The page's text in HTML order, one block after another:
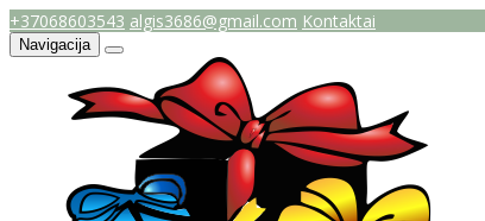
+37068603543 algis3686@gmail.com Kontaktai
Navigacija